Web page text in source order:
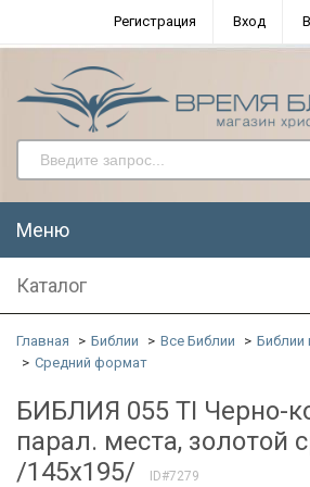
Регистрация Вход
Меню
Каталог
Главная Библии Все Библии
Библии
Средний формат
БИБЛИЯ 055 TI Черно-
парал. места, золотой
/145x195/
ID#7279